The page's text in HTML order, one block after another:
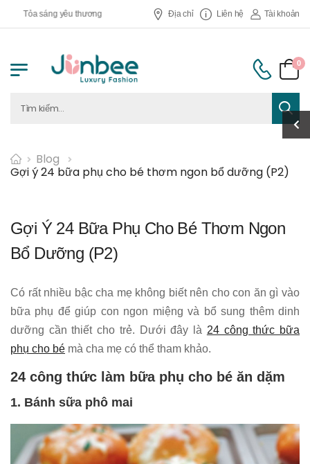
sáng yêu thương Địa chỉ Liên hệ Tài khoản
0
Blog
Gợi ý 24 bữa phụ cho bé thơm ngon bổ dưỡng (P2)
Gợi Ý 24 Bữa Phụ Cho Bé Thơm Ngon
Bổ Dưỡng (P2)
Có rất nhiều bậc cha mẹ không biết nên cho con ăn gì vào
bữa phụ để giúp con ngon miệng và bổ sung thêm dinh
dưỡng cần thiết cho trẻ. Dưới đây là 24 công thức bữa
phụ cho bé mà cha mẹ có thể tham khảo.
24 công thức làm bữa phụ cho bé ăn dặm
1. Bánh sữa phô mai